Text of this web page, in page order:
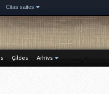
Citas saites
Ģildes Arhīvs